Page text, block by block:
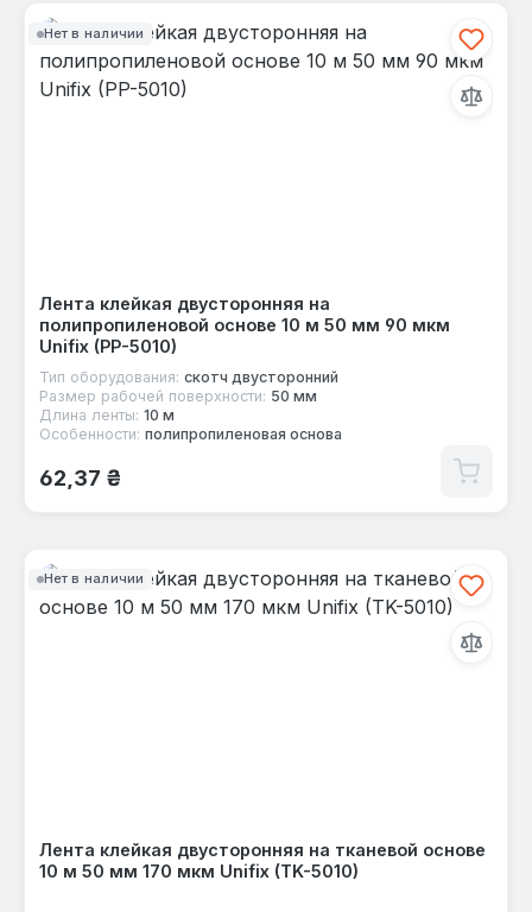
Нет в наличии
Лента клейкая двусторонняя на
полипропиленовой основе 10 м 50 мм 90 мкм
Unifix (PP-5010)
Тип оборудования: скотч двусторонний
Размер рабочей поверхности: 50 мм
Длина ленты: 10 м
Особенности: полипропиленовая основа
Обычная цена:
62,37 ₴
Нет в наличии
Лента клейкая двусторонняя на тканевой основе
10 м 50 мм 170 мкм Unifix (TK-5010)